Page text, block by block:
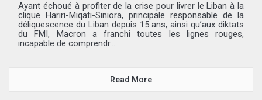
Ayant échoué à profiter de la crise pour livrer le Liban à la
clique Hariri-Miqati-Siniora, principale responsable de la
déliquescence du Liban depuis 15 ans, ainsi qu’aux diktats
du FMI, Macron a franchi toutes les lignes rouges,
incapable de comprendr...
Read More